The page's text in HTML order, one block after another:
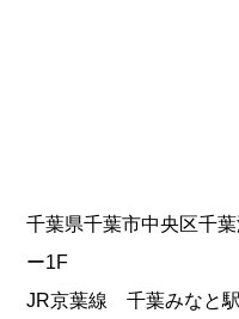
千葉県千葉市中央区千
ー1F
JR京葉線 千葉みなと